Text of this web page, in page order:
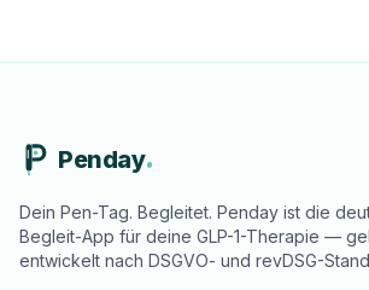
Penday
Dein Pen-Tag. Begleitet. Penday ist die
Begleit-App für deine GLP-1-Therapie —
entwickelt nach DSGVO- und revDSG-